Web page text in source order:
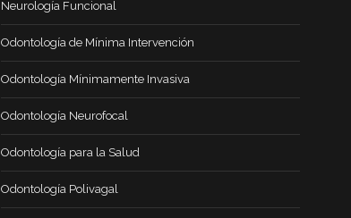
Neurología Funcional
Odontología de Mínima Intervención
Odontología Mínimamente Invasiva
Odontología Neurofocal
Odontología para la Salud
Odontología Polivagal